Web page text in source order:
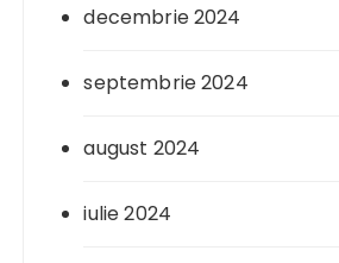
decembrie 2024
septembrie 2024
august 2024
iulie 2024